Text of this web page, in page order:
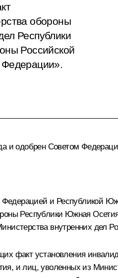
обороны
Республики
Российской
и одобрен Советом
и Республикой
Республики Южная
внутренних дел
факт установления
и лиц, уволенных из